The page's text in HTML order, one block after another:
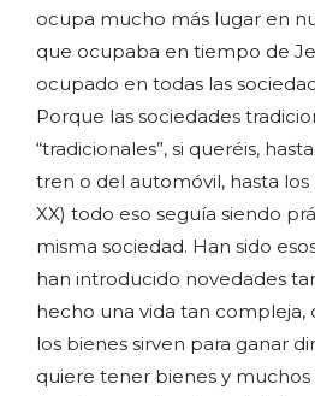
ocupa mucho más lugar en
que ocupaba en tiempo de
ocupado en todas las
Porque las sociedades
“tradicionales”, si queréis,
tren o del automóvil, hasta
XX) todo eso seguía siendo
misma sociedad. Han sido
han introducido novedades
hecho una vida tan compleja,
los bienes sirven para ganar
quiere tener bienes y muchos